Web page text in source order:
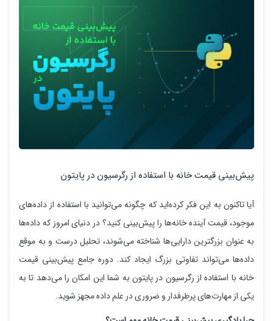
پیش‌بینی قیمت خانه با استفاده از رگرسیون در پایتون
آیا تاکنون به این فکر کرده‌اید که چگونه می‌توانید با استفاده از داده‌های
موجود، قیمت آینده خانه‌ها را پیش‌بینی کنید؟ در دنیای امروز که داده‌ها
به عنوان بزرگترین دارایی‌ها شناخته می‌شوند، تحلیل درست و به موقع
داده‌ها می‌تواند تفاوتی بزرگ ایجاد کند. دوره جامع پیش‌بینی قیمت
خانه با استفاده از رگرسیون در پایتون به شما این امکان را می‌دهد تا به
یکی از مهارت‌های پرطرفدار و ضروری در علم داده مجهز شوید.